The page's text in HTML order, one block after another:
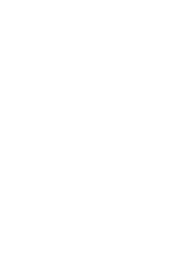
investi dans leur parc
locales pratiquent des tarifs
francilien, avec des marges
de transparence sur l'origine des
? Se tourner vers
L'EUROPE OUVRE
CONCRÈTES
DE
de l'Essonne est un atout
Draveil, les pays producteurs
l'